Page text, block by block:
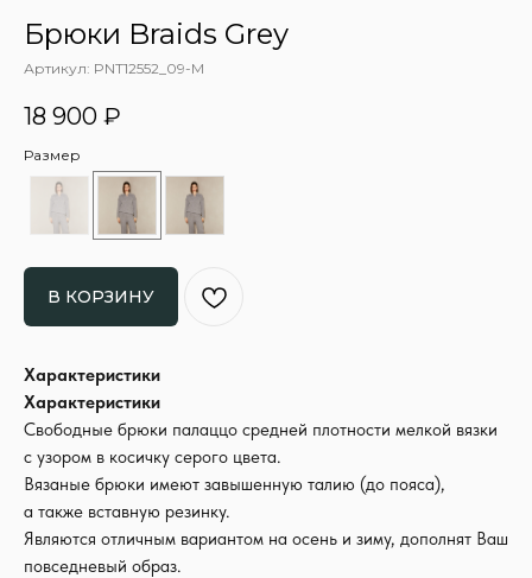
Брюки Braids Grey
Артикул: PNT12552_09-M
18 900 ₽
Размер
В КОРЗИНУ
Характеристики
Характеристики
Свободные брюки палаццо средней плотности мелкой вязки
с узором в косичку серого цвета.
Вязаные брюки имеют завышенную талию (до пояса),
а также вставную резинку.
Являются отличным вариантом на осень и зиму, дополнят Ваш
повседневый образ.